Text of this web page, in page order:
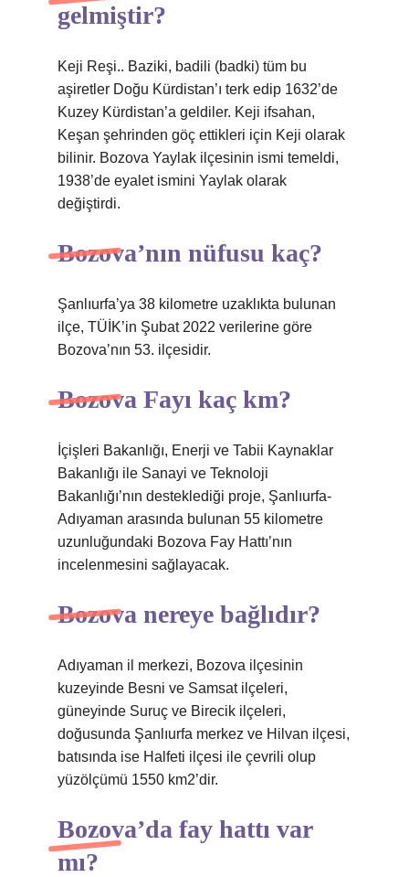
gelmiştir?
Keji Reşi.. Baziki, badili (badki) tüm bu
aşiretler Doğu Kürdistan’ı terk edip 1632’de
Kuzey Kürdistan’a geldiler. Keji ifsahan,
Keşan şehrinden göç ettikleri için Keji olarak
bilinir. Bozova Yaylak ilçesinin ismi temeldi,
1938’de eyalet ismini Yaylak olarak
değiştirdi.
Bozova’nın nüfusu kaç?
Şanlıurfa’ya 38 kilometre uzaklıkta bulunan
ilçe, TÜİK’in Şubat 2022 verilerine göre
Bozova’nın 53. ilçesidir.
Bozova Fayı kaç km?
İçişleri Bakanlığı, Enerji ve Tabii Kaynaklar
Bakanlığı ile Sanayi ve Teknoloji
Bakanlığı’nın desteklediği proje, Şanlıurfa-
Adıyaman arasında bulunan 55 kilometre
uzunluğundaki Bozova Fay Hattı’nın
incelenmesini sağlayacak.
Bozova nereye bağlıdır?
Adıyaman il merkezi, Bozova ilçesinin
kuzeyinde Besni ve Samsat ilçeleri,
güneyinde Suruç ve Birecik ilçeleri,
doğusunda Şanlıurfa merkez ve Hilvan ilçesi,
batısında ise Halfeti ilçesi ile çevrili olup
yüzölçümü 1550 km2’dir.
Bozova’da fay hattı var
mı?